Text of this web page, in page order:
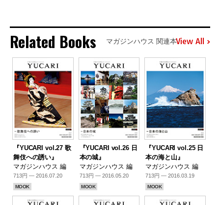
Related Books マガジンハウス 関連本View All
『YUCARI vol.27 歌
舞伎への誘い』
マガジンハウス 編
713円 — 2016.07.20
MOOK
『YUCARI vol.26 日
本の城』
マガジンハウス 編
713円 — 2016.05.20
MOOK
『YUCARI vol.25 日
本の海と山』
マガジンハウス 編
713円 — 2016.03.19
MOOK